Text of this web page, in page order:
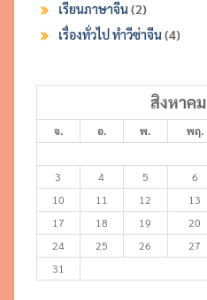
เรียนภาษาจีน(2)
เรื่องทั่วไป ทำวีซ่าจีน(4)
สิงหาค
จ. อ. พ. พฤ.
3
4 5 6
10
11 12 13
17
18 19 20
24
25 26 27
31